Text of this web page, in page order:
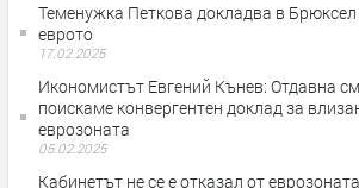
Теменужка Петкова докладва в Брюксел
еврото
17.02.2025
Икономистът Евгений Кънев: Отдавна
поискаме конвергентен доклад за
еврозоната
05.02.2025
Кабинетът не се е отказал от